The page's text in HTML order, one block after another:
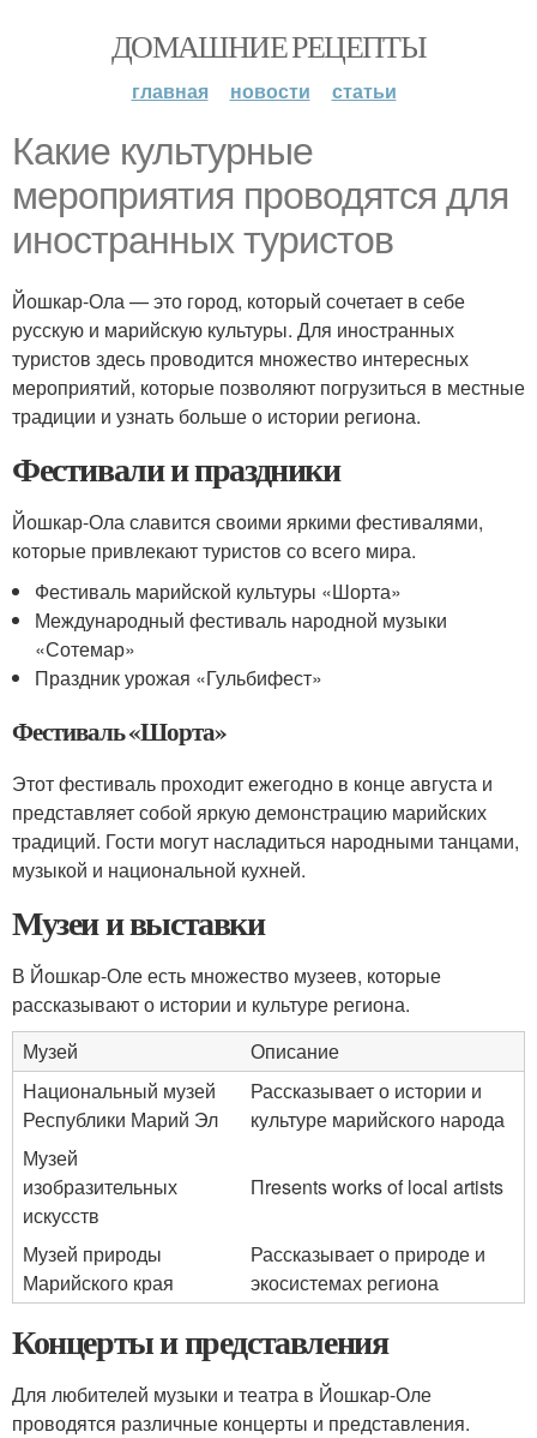
ДОМАШНИЕ РЕЦЕПТЫ
главная новости статьи
Какие культурные
мероприятия проводятся для
иностранных туристов
Йошкар-Ола — это город, который сочетает в себе
русскую и марийскую культуры. Для иностранных
туристов здесь проводится множество интересных
мероприятий, которые позволяют погрузиться в местные
традиции и узнать больше о истории региона.
Фестивали и праздники
Йошкар-Ола славится своими яркими фестивалями,
которые привлекают туристов со всего мира.
Фестиваль марийской культуры «Шорта»
Международный фестиваль народной музыки
«Сотемар»
Праздник урожая «Гульбифест»
Фестиваль «Шорта»
Этот фестиваль проходит ежегодно в конце августа и
представляет собой яркую демонстрацию марийских
традиций. Гости могут насладиться народными танцами,
музыкой и национальной кухней.
Музеи и выставки
В Йошкар-Оле есть множество музеев, которые
рассказывают о истории и культуре региона.
Музей
Описание
Национальный музей
Республики Марий Эл
Рассказывает о истории и
культуре марийского народа
Музей
изобразительных
искусств
Пresents works of local artists
Музей природы
Марийского края
Рассказывает о природе и
экосистемах региона
Концерты и представления
Для любителей музыки и театра в Йошкар-Оле
проводятся различные концерты и представления.